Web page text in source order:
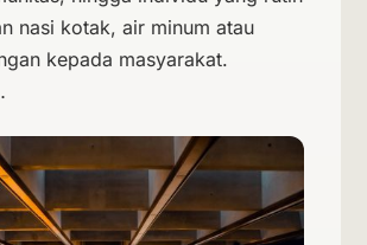
nasi kotak, air minum atau
kepada masyarakat.